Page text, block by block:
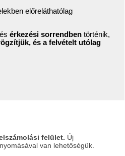
előreláthatólag
érkezési sorrendben történik,
és a felvételt utólag
felület. Új
van lehetőségük.